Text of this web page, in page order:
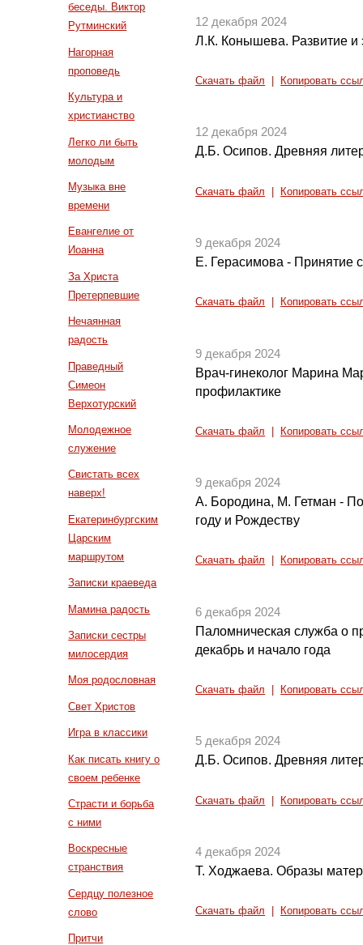
беседы. Виктор
Рутминский
Нагорная
проповедь
Культура и
христианство
Легко ли быть
молодым
Музыка вне
времени
Евангелие от
Иоанна
За Христа
Претерпевшие
Нечаянная
радость
Праведный
Симеон
Верхотурский
Молодежное
служение
Свистать всех
наверх!
Екатеринбургским
Царским
маршрутом
Записки краеведа
Мамина радость
Записки сестры
милосердия
Моя родословная
Свет Христов
Игра в классики
Как писать книгу о
своем ребенке
Страсти и борьба
с ними
Воскресные
странствия
Сердцу полезное
слово
Притчи
12 декабря 2024
Л.К. Конышева. Развитие и
Скачать файл Копировать
12 декабря 2024
Д.Б. Осипов. Древняя
Скачать файл Копировать
9 декабря 2024
Е. Герасимова - Принятие
Скачать файл Копировать
9 декабря 2024
Врач-гинеколог Марина
профилактике
Скачать файл Копировать
9 декабря 2024
А. Бородина, М. Гетман -
году и Рождеству
Скачать файл Копировать
6 декабря 2024
Паломническая служба о
декабрь и начало года
Скачать файл Копировать
5 декабря 2024
Д.Б. Осипов. Древняя
Скачать файл Копировать
4 декабря 2024
Т. Ходжаева. Образы
Скачать файл Копировать